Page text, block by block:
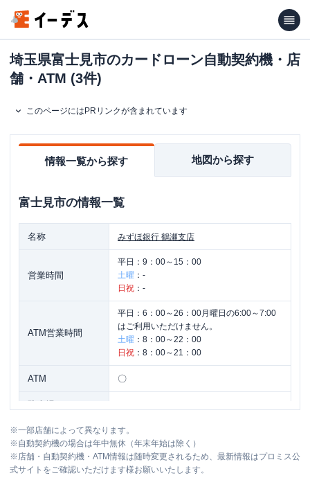
埼玉県富士見市のカードローン自動契約機・店
舗・ATM (3件)
このページにはPRリンクが含まれています
情報一覧から探す 地図から探す
富士見市の情報一覧
名称 みずほ銀行 鶴瀬支店
営業時間
平日： 9：00～15：00
土曜 ： -
日祝 ： -
ATM営業時間
平日： 6：00～26：00月曜日の6:00～7:00
はご利用いただけません。
土曜 ： 8：00～22：00
日祝 ： 8：00～21：00
ATM 〇
住所 埼玉県富士見市鶴瀬東1-7-40
名称 みずほ銀行 ふじみ野支店
※一部店舗によって異なります。
※自動契約機の場合は年中無休（年末年始は除く）
※店舗・自動契約機・ATM情報は随時変更されるため、最新情報はプロミス公
式サイトをご確認いただけます様お願いいたします。